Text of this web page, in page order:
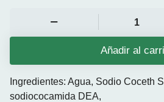
Añadir al
Ingredientes: Agua, Sodio Coceth
sodiococamida DEA,